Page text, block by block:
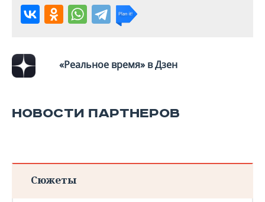
«Реальное время» в Дзен
НОВОСТИ ПАРТНЕРОВ
Сюжеты